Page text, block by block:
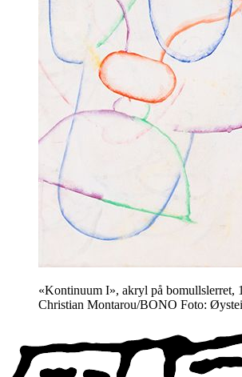
«Kontinuum I», akryl på bomullslerret,
Christian Montarou/BONO Foto: